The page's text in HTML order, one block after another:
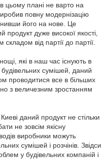
цьому плані не варто на
повну модернізацію
його на нове. Це
дуже високої якості,
від партії до партії.
які в наш час існують в
будівельних сумішей, даний
проводитися все в більших
з величезним зростанням
даний продукт не стільки
не зовсім якісну
виробники можуть
сумішей і розчінів. Звідси
у будівельних компаній і